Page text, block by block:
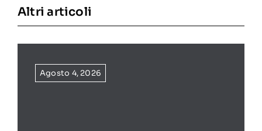
Altri articoli
Agosto 4, 2026